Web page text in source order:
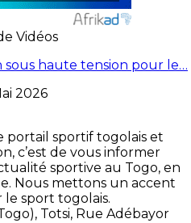
Vidéos
sous haute tension pour le…
2026
portail sportif togolais et
c’est de vous informer
sportive au Togo, en
Nous mettons un accent
sport togolais.
Totsi, Rue Adébayor